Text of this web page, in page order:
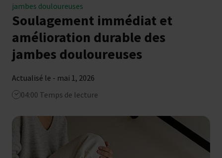
Actualités
jambes douloureuses
Soulagement immédiat et
amélioration durable des
jambes douloureuses
Actualisé le - mai 1, 2026
04:00 Temps de lecture